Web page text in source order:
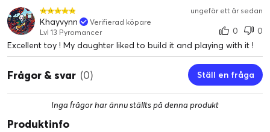
ungefär ett år sedan
Khayvynn
Verifierad köpare
Lvl 13 Pyromancer
0
0
Excellent toy ! My daughter liked to build it and playing with it !
Frågor & svar (0) Ställ en fråga
Inga frågor har ännu ställts på denna produkt
Produktinfo